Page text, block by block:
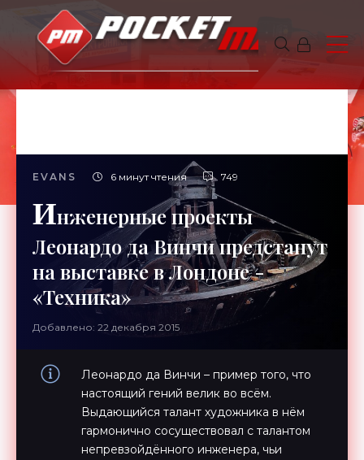
EVANS 6 минут чтения 749
Инженерные проекты
Леонардо да Винчи предстанут
на выставке в Лондоне -
«Техника»
Добавлено: 22 декабря 2015
Леонардо да Винчи – пример того, что
настоящий гений велик во всём.
Выдающийся талант художника в нём
гармонично сосуществовал с талантом
непревзойдённого инженера, чьи